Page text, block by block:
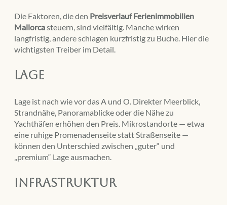
Die Faktoren, die den Preisverlauf Ferienimmobilien
Mallorcasteuern, sind vielfältig. Manche wirken
langfristig, andere schlagen kurzfristig zu Buche. Hier die
wichtigsten Treiber im Detail.
Lage
Lage ist nach wie vor das A und O. Direkter Meerblick,
Strandnähe, Panoramablicke oder die Nähe zu
Yachthäfen erhöhen den Preis. Mikrostandorte — etwa
eine ruhige Promenadenseite statt Straßenseite —
können den Unterschied zwischen „guter“ und
„premium“ Lage ausmachen.
Infrastruktur